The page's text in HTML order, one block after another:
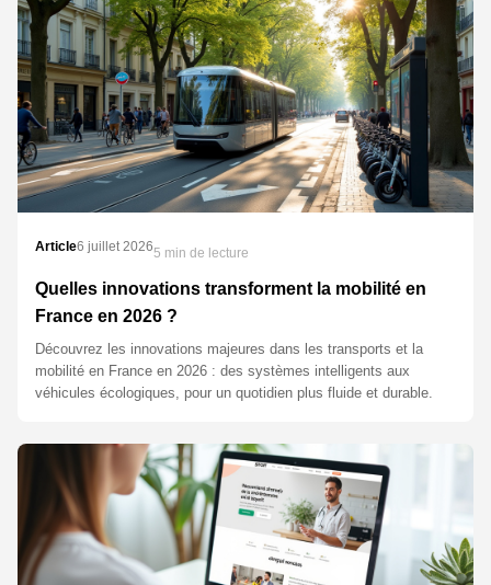
Article6 juillet 20265 min de lecture
Quelles innovations transforment la mobilité en
France en 2026 ?
Découvrez les innovations majeures dans les transports et la
mobilité en France en 2026 : des systèmes intelligents aux
véhicules écologiques, pour un quotidien plus fluide et durable.